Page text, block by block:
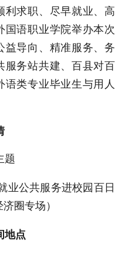
求职、尽早就业、高
国语职业学院举办本次
导向、精准服务、务
服务站共建、百县对百
类专业毕业生与用人
题
业公共服务进校园百日
圈专场）
地点